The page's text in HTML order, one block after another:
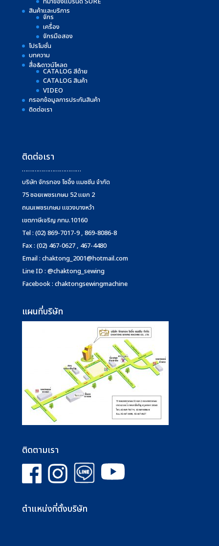
สินค้าและบริการ
จักร
เครื่อง
จักรมือสอง
โปรโมชั่น
บทความ
สื่อ&ดาวน์โหลด
CATALOG สีด้าย
CATALOG สินค้า
VIDEO
กรอกข้อมูลการประกันสินค้า
ติดต่อเรา
ติดต่อเรา
……………………………
บริษัท จักรทอง โซอิ้ง แมชชีน จำกัด
75 ซอยเพชรเกษม 52 แยก 2
ถนนเพชรเกษม แขวงบางหว้า
เขตภาษีเจริญ กทม.10160
Tel : (02) 869-7017-9 , 869-8086-8
Fax : (02) 467-0627 , 467-4480
Email : chaktong_2001@hotmail.com
Line ID : @chaktong_sewing
Facebook : chaktongsewingmachine
แผนที่บริษัท
ติดตามเรา
ตำแหน่งที่ตั้งบริษัท